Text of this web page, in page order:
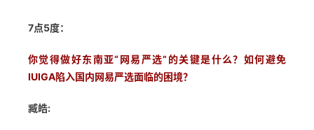
7点5度：
你觉得做好东南亚“网易严选”的关键是什么？如何避免
IUIGA陷入国内网易严选面临的困境？
臧皓: